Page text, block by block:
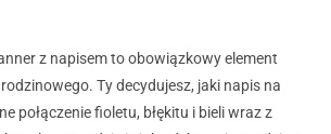
z napisem to obowiązkowy element
Ty decydujesz, jaki napis na
połączenie fioletu, błękitu i bieli wraz z